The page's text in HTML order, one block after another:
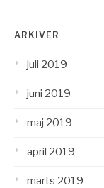
ARKIVER
juli 2019
juni 2019
maj 2019
april 2019
marts 2019